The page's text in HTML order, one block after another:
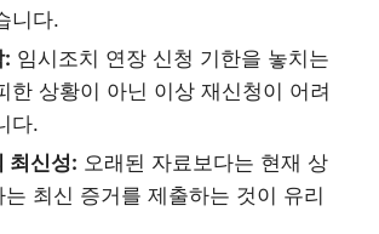
니다.
: 임시조치 연장 신청 기한을 놓치는
한 상황이 아닌 이상 재신청이 어려
다.
최신성: 오래된 자료보다는 현재 상
는 최신 증거를 제출하는 것이 유리